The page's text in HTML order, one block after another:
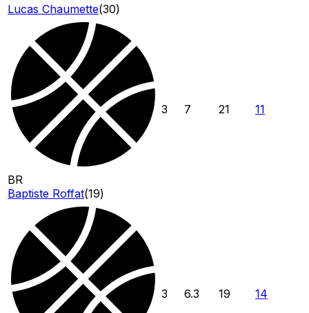
Lucas Chaumette(30)
BR
Baptiste Roffat(19)
3 7 21 11
3 6.3 19 14